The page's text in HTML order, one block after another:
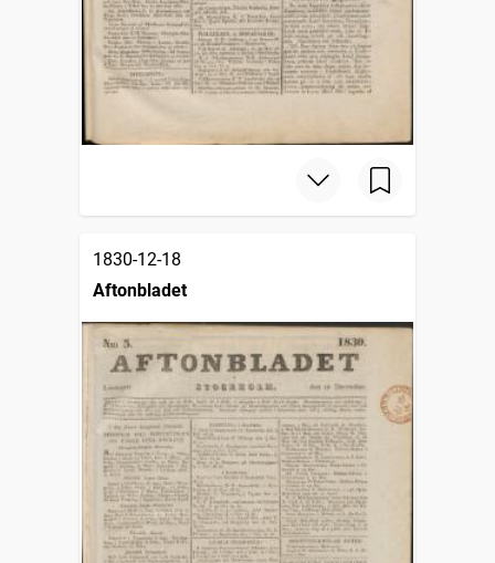
1830-12-18
Aftonbladet